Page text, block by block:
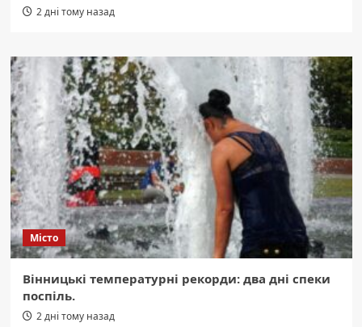
2 дні тому назад
Місто
Вінницькі температурні рекорди: два дні спеки
поспіль.
2 дні тому назад